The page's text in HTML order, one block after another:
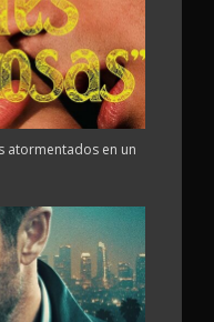
atormentados en un